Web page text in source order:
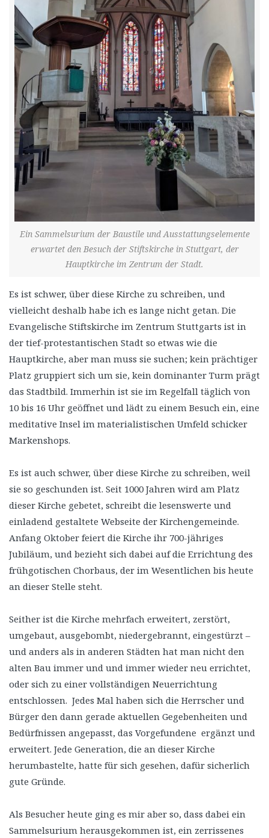
Ein Sammelsurium der Baustile und Ausstattungselemente
erwartet den Besuch der Stiftskirche in Stuttgart, der
Hauptkirche im Zentrum der Stadt.
Es ist schwer, über diese Kirche zu schreiben, und
vielleicht deshalb habe ich es lange nicht getan. Die
Evangelische Stiftskirche im Zentrum Stuttgarts ist in
der tief-protestantischen Stadt so etwas wie die
Hauptkirche, aber man muss sie suchen; kein prächtiger
Platz gruppiert sich um sie, kein dominanter Turm prägt
das Stadtbild. Immerhin ist sie im Regelfall täglich von
10 bis 16 Uhr geöffnet und lädt zu einem Besuch ein, eine
meditative Insel im materialistischen Umfeld schicker
Markenshops.
Es ist auch schwer, über diese Kirche zu schreiben, weil
sie so geschunden ist. Seit 1000 Jahren wird am Platz
dieser Kirche gebetet, schreibt die lesenswerte und
einladend gestaltete Webseite der Kirchengemeinde.
Anfang Oktober feiert die Kirche ihr 700-jähriges
Jubiläum, und bezieht sich dabei auf die Errichtung des
frühgotischen Chorbaus, der im Wesentlichen bis heute
an dieser Stelle steht.
Seither ist die Kirche mehrfach erweitert, zerstört,
umgebaut, ausgebombt, niedergebrannt, eingestürzt –
und anders als in anderen Städten hat man nicht den
alten Bau immer und und immer wieder neu errichtet,
oder sich zu einer vollständigen Neuerrichtung
entschlossen. Jedes Mal haben sich die Herrscher und
Bürger den dann gerade aktuellen Gegebenheiten und
Bedürfnissen angepasst, das Vorgefundene ergänzt und
erweitert. Jede Generation, die an dieser Kirche
herumbastelte, hatte für sich gesehen, dafür sicherlich
gute Gründe.
Als Besucher heute ging es mir aber so, dass dabei ein
Sammelsurium herausgekommen ist, ein zerrissenes